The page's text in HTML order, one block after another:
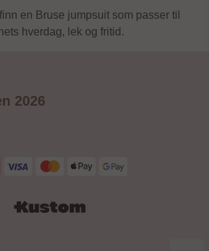
en Bruse jumpsuit som passer til
hverdag, lek og fritid.
2026